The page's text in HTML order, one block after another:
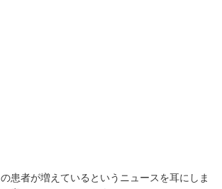
患者が増えているというニュースを耳にしま